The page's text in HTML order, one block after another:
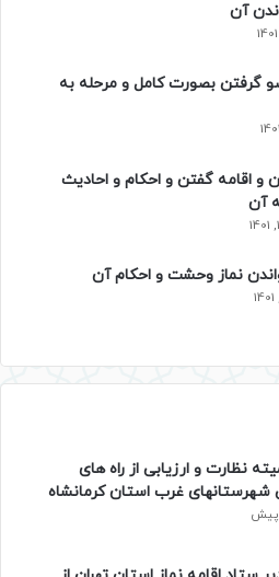
آن
گرفتن بصورت کامل و مرحله به
و اقامه گفتن و احکام و احادیث
آن
نماز وحشت و احکام آن
نظارت و ارزیابی از راه های
شهرستانهای غرب استان کرمانشاه